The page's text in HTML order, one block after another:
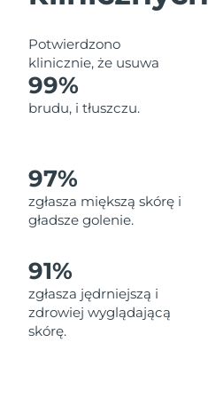
Potwierdzono
klinicznie, że usuwa
99%
brudu, i tłuszczu.
97%
zgłasza miększą skórę i
gładsze golenie.
91%
zgłasza jędrniejszą i
zdrowiej wyglądającą
skórę.
Litwa
SRA Makau (Chiny)
Malezja
Malta
Meksyk